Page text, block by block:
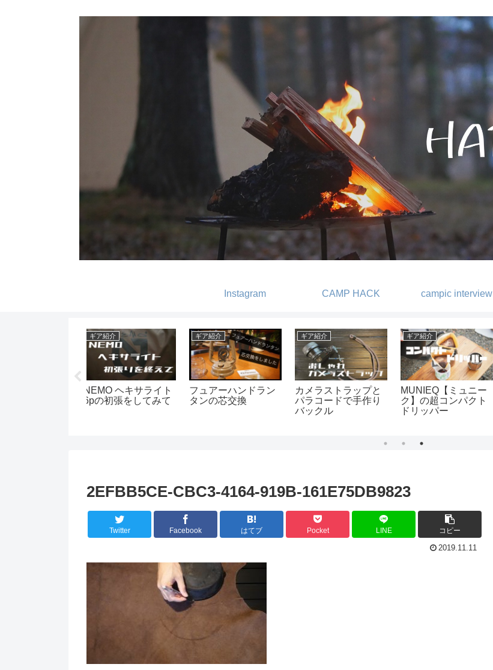
Instagram CAMP HACK campic interview
ギア紹介
MUNIEQ【ミュニー
ク】の超コンパクト
ギア紹介
カッコよくて快適な
ミニマルワークスの
ギア紹介
ツインポールシェル
ターの種類と比較
ギア紹介
ベアボーンズリビン
グ ビーコンライト
紹介
2EFBB5CE-CBC3-4164-919B-161E75DB9823
Twitter Facebook はてブ Pocket LINE コピー
2019.11.11